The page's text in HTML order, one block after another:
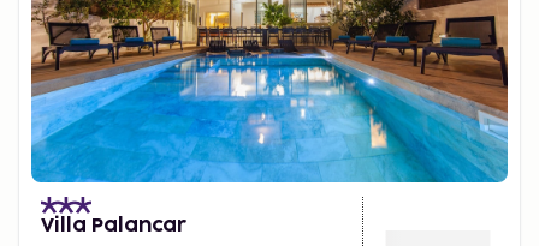
Villa Palancar